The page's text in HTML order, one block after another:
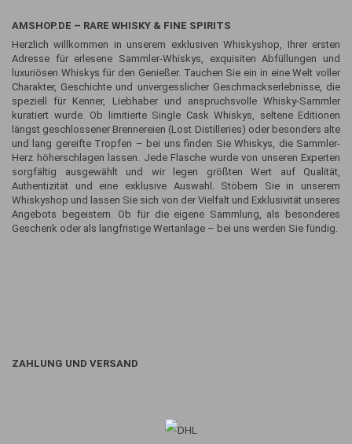
AMSHOP.DE – RARE WHISKY & FINE SPIRITS
Herzlich willkommen in unserem exklusiven Whiskyshop, Ihrer ersten
Adresse für erlesene Sammler-Whiskys, exquisiten Abfüllungen und
luxuriösen Whiskys für den Genießer. Tauchen Sie ein in eine Welt voller
Charakter, Geschichte und unvergesslicher Geschmackserlebnisse, die
speziell für Kenner, Liebhaber und anspruchsvolle Whisky-Sammler
kuratiert wurde. Ob limitierte Single Cask Whiskys, seltene Editionen
längst geschlossener Brennereien (Lost Distilleries) oder besonders alte
und lang gereifte Tropfen – bei uns finden Sie Whiskys, die Sammler-
Herz höherschlagen lassen. Jede Flasche wurde von unseren Experten
sorgfältig ausgewählt und wir legen größten Wert auf Qualität,
Authentizität und eine exklusive Auswahl. Stöbern Sie in unserem
Whiskyshop und lassen Sie sich von der Vielfalt und Exklusivität unseres
Angebots begeistern. Ob für die eigene Sammlung, als besonderes
Geschenk oder als langfristige Wertanlage – bei uns werden Sie fündig.
ZAHLUNG UND VERSAND